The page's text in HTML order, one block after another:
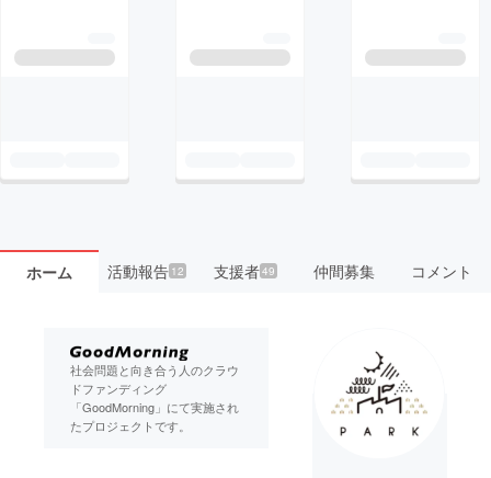
ホーム 活動報告12 支援者49 仲間募集 コメント
社会問題と向き合う人のクラウ
ドファンディング
「GoodMorning」にて実施され
たプロジェクトです。